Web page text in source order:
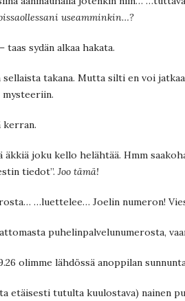
useamminkin…?
sydän alkaa hakata.
sellaista takana. Mutta silti en voi
kerran.
äkkiä joku kello helähtää. Hmm
tiedot”. Joo tämä!
…luettelee… Joelin numeron!
puhelinpalvelunumerosta,
olimme lähdössä anoppilan
etäisesti tutulta kuulostava) nainen